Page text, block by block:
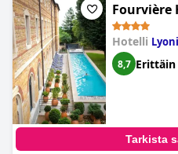
Fourvière
Hotelli
8,7 Erittäin
Tarkista